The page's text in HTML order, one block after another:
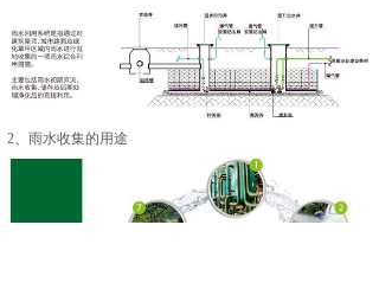
2、雨水收集的用途